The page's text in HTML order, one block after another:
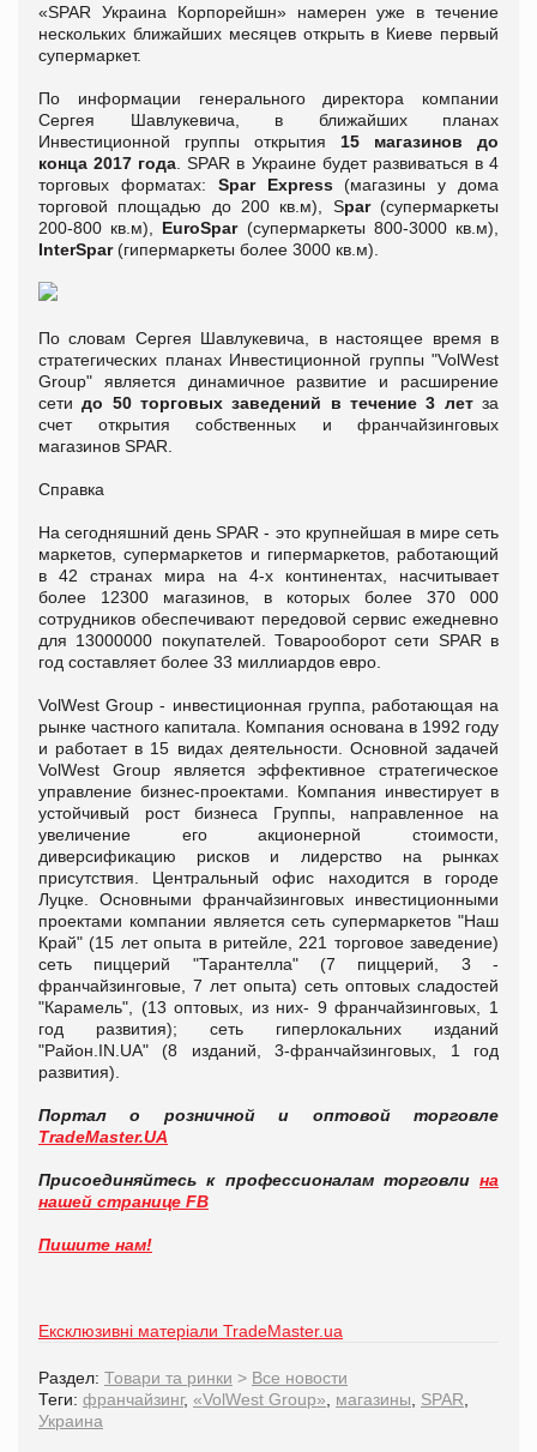
«SPAR Украина Корпорейшн» намерен уже в течение
нескольких ближайших месяцев открыть в Киеве первый
супермаркет.
По информации генерального директора компании
Сергея Шавлукевича, в ближайших планах
Инвестиционной группы открытия 15 магазинов до
конца 2017 года . SPAR в Украине будет развиваться в 4
торговых форматах: Spar Express(магазины у дома
торговой площадью до 200 кв.м), Spar (супермаркеты
200-800 кв.м), EuroSpar(супермаркеты 800-3000 кв.м),
InterSpar(гипермаркеты более 3000 кв.м).
По словам Сергея Шавлукевича, в настоящее время в
стратегических планах Инвестиционной группы "VolWest
Group" является динамичное развитие и расширение
сетидо 50 торговых заведений в течение 3 летза
счет открытия собственных и франчайзинговых
магазинов SPAR.
Справка
На сегодняшний день SPAR - это крупнейшая в мире сеть
маркетов, супермаркетов и гипермаркетов, работающий
в 42 странах мира на 4-х континентах, насчитывает
более 12300 магазинов, в которых более 370 000
сотрудников обеспечивают передовой сервис ежедневно
для 13000000 покупателей. Товарооборот сети SPAR в
год составляет более 33 миллиардов евро.
VolWest Group - инвестиционная группа, работающая на
рынке частного капитала. Компания основана в 1992 году
и работает в 15 видах деятельности. Основной задачей
VolWest Group является эффективное стратегическое
управление бизнес-проектами. Компания инвестирует в
устойчивый рост бизнеса Группы, направленное на
увеличение его акционерной стоимости,
диверсификацию рисков и лидерство на рынках
присутствия. Центральный офис находится в городе
Луцке. Основными франчайзинговых инвестиционными
проектами компании является сеть супермаркетов "Наш
Край" (15 лет опыта в ритейле, 221 торговое заведение)
сеть пиццерий "Тарантелла" (7 пиццерий, 3 -
франчайзинговые, 7 лет опыта) сеть оптовых сладостей
"Карамель", (13 оптовых, из них- 9 франчайзинговых, 1
год развития); сеть гиперлокальних изданий
"Район.IN.UA" (8 изданий, 3-франчайзинговых, 1 год
развития).
Портал о розничной и оптовой торговле
TradeMaster.UA
Присоединяйтесь к профессионалам торговли на
нашей странице FB
Пишите нам!
Ексклюзивні матеріали TradeMaster.ua
Раздел: Товари та ринки > Все новости
Теги: франчайзинг, «VolWest Group» магазины SPAR
Украина